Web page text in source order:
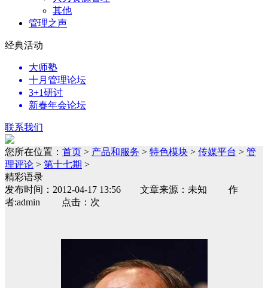
其他
管理之声
经典活动
大师塾
十月管理论坛
3+1研讨
新春年会论坛
联系我们
您所在位置： 首页 > 产品和服务 > 特色模块 > 传媒平台 > 管
理评论 > 第十七期 >
精彩语录
发布时间：2012-04-17 13:56 文章来源：未知 作
者:admin 点击：次